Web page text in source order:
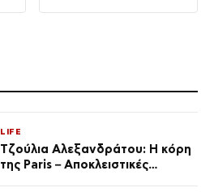
LIFE
Τζούλια Αλεξανδράτου: Η κόρη
της Paris – Αποκλειστικές